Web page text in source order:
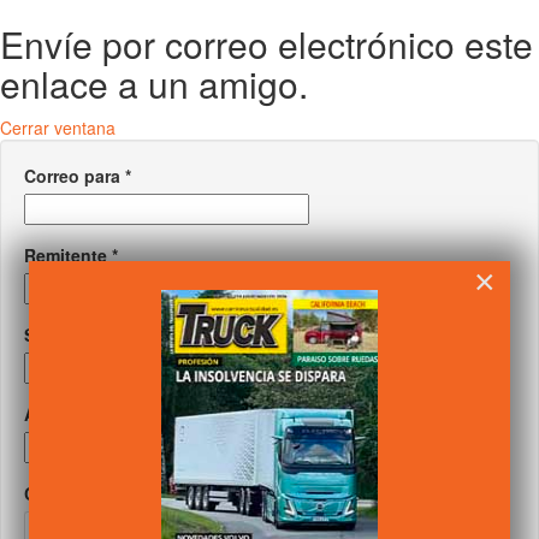
Envíe por correo electrónico este
enlace a un amigo.
Cerrar ventana
Correo para *
Remitente*
Su correo
Asunto
Captcha
×